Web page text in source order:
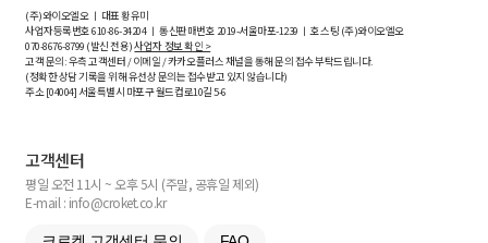
(주)와이오엘오 ㅣ 대표 황유미
사업자등록번호610-86-34204ㅣ 통신판매번호 2019-서울마포-1239 ㅣ 호스팅 (주)와이오엘오
070-8676-8799 (발신 전용)사업자 정보 확인 >
고객 문의: 우측 고객센터 / 이메일 / 카카오플러스 채널을 통해 문의 접수 부탁드립니다.
(정확한 상담 기록을 위해 유선상 문의는 접수받고 있지 않습니다)
주소 [04004] 서울특별시 마포구 월드컵로10길5-6
고객센터
평일 오전 11시 ~ 오후 5시 (주말, 공휴일 제외)
E-mail : info@croket.co.kr